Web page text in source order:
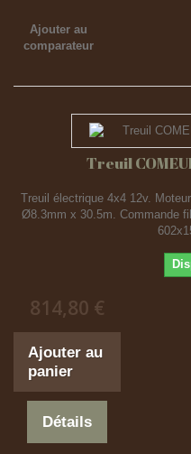
Ajouter au
comparateur
Treuil
Treuil électrique 4x4 12v.
Ø8.3mm x 30.5m. Commande
814,80 €
Ajouter au
panier
Détails